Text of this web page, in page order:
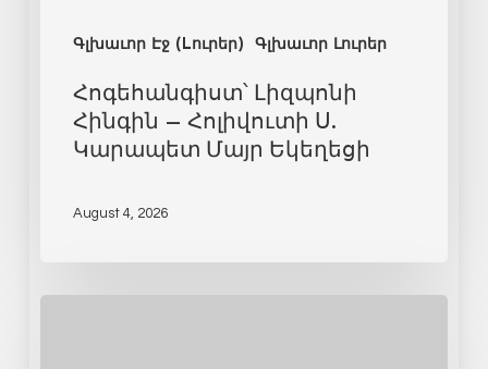
Գլխաւոր Էջ (Lուրեր) Գլխաւոր Լուրեր
Հոգեհանգիստ՝ Լիզպոնի
Հինգին – Հոլիվուտի Ս.
Կարապետ Մայր Եկեղեցի
August 4, 2026